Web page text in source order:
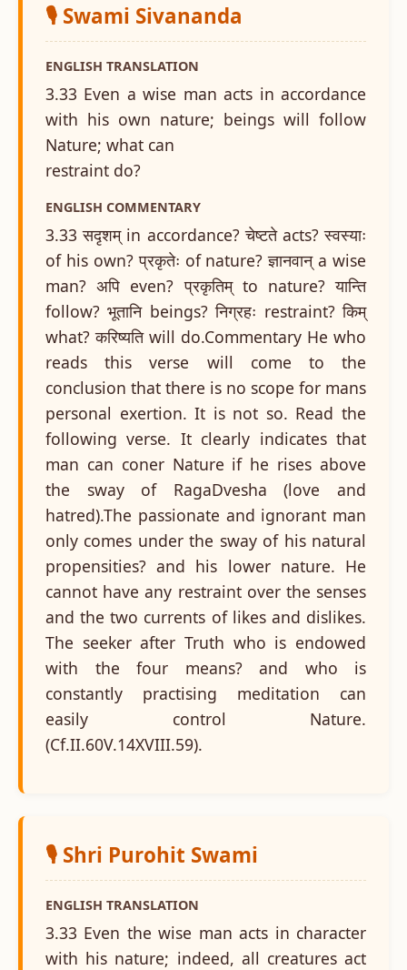
🎙️ Swami Sivananda
ENGLISH TRANSLATION
3.33 Even a wise man acts in accordance
with his own nature; beings will follow
Nature; what can
restraint do?
ENGLISH COMMENTARY
3.33 सदृशम् in accordance? चेष्टते acts? स्वस्याः
of his own? प्रकृतेः of nature? ज्ञानवान् a wise
man? अपि even? प्रकृतिम् to nature? यान्ति
follow? भूतानि beings? निग्रहः restraint? किम्
what? करिष्यति will do.Commentary He who
reads this verse will come to the
conclusion that there is no scope for mans
personal exertion. It is not so. Read the
following verse. It clearly indicates that
man can coner Nature if he rises above
the sway of RagaDvesha (love and
hatred).The passionate and ignorant man
only comes under the sway of his natural
propensities? and his lower nature. He
cannot have any restraint over the senses
and the two currents of likes and dislikes.
The seeker after Truth who is endowed
with the four means? and who is
constantly practising meditation can
easily control Nature.
(Cf.II.60V.14XVIII.59).
🎙️ Shri Purohit Swami
ENGLISH TRANSLATION
3.33 Even the wise man acts in character
with his nature; indeed, all creatures act